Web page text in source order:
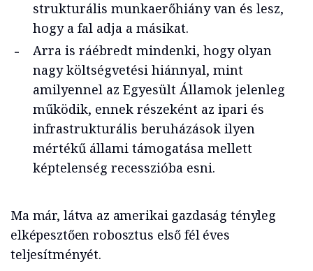
strukturális munkaerőhiány van és lesz,
hogy a fal adja a másikat.
Arra is ráébredt mindenki, hogy olyan
nagy költségvetési hiánnyal, mint
amilyennel az Egyesült Államok jelenleg
működik, ennek részeként az ipari és
infrastrukturális beruházások ilyen
mértékű állami támogatása mellett
képtelenség recesszióba esni.
Ma már, látva az amerikai gazdaság tényleg
elképesztően robosztus első fél éves
teljesítményét.